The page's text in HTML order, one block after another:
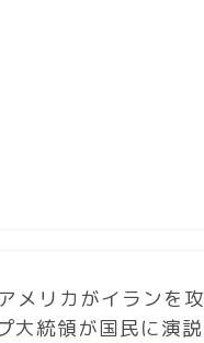
メリカがイランを攻
大統領が国民に演説